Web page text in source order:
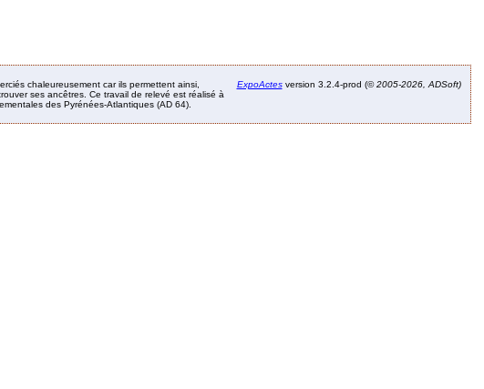
chaleureusement car ils permettent ainsi,
ses ancêtres. Ce travail de relevé est réalisé à
des Pyrénées-Atlantiques (AD 64).
ExpoActesversion 3.2.4-prod (©2005-2026, ADSoft)